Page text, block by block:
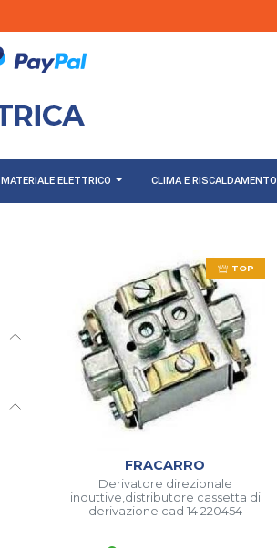
MATERIALE ELETTRICO CLIMA E RISCALDAMENTO
TOP
FRACARRO
Derivatore direzionale
induttive,distributore cassetta di
derivazione cad 14 220454